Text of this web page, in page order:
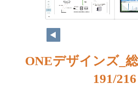
ONEデザインズ_
191/216